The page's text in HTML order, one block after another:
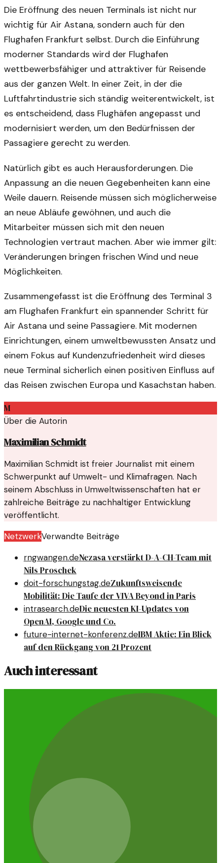
Die Eröffnung des neuen Terminals ist nicht nur
wichtig für Air Astana, sondern auch für den
Flughafen Frankfurt selbst. Durch die Einführung
moderner Standards wird der Flughafen
wettbewerbsfähiger und attraktiver für Reisende
aus der ganzen Welt. In einer Zeit, in der die
Luftfahrtindustrie sich ständig weiterentwickelt, ist
es entscheidend, dass Flughäfen angepasst und
modernisiert werden, um den Bedürfnissen der
Passagiere gerecht zu werden.
Natürlich gibt es auch Herausforderungen. Die
Anpassung an die neuen Gegebenheiten kann eine
Weile dauern. Reisende müssen sich möglicherweise
an neue Abläufe gewöhnen, und auch die
Mitarbeiter müssen sich mit den neuen
Technologien vertraut machen. Aber wie immer gilt:
Veränderungen bringen frischen Wind und neue
Möglichkeiten.
Zusammengefasst ist die Eröffnung des Terminal 3
am Flughafen Frankfurt ein spannender Schritt für
Air Astana und seine Passagiere. Mit modernen
Einrichtungen, einem umweltbewussten Ansatz und
einem Fokus auf Kundenzufriedenheit wird dieses
neue Terminal sicherlich einen positiven Einfluss auf
das Reisen zwischen Europa und Kasachstan haben.
M
Über die Autorin
Maximilian Schmidt
Maximilian Schmidt ist freier Journalist mit einem
Schwerpunkt auf Umwelt- und Klimafragen. Nach
seinem Abschluss in Umweltwissenschaften hat er
zahlreiche Beiträge zu nachhaltiger Entwicklung
veröffentlicht.
NetzwerkVerwandte Beiträge
rngwangen.deNezasa verstärkt D-A-CH-Team mit
Nils Proschek
doit-forschungstag.deZukunftsweisende
Mobilität: Die Taufe der VIVA Beyond in Paris
intrasearch.deDie neuesten KI-Updates von
OpenAI, Google und Co.
future-internet-konferenz.deIBM Aktie: Ein Blick
auf den Rückgang von 21 Prozent
Auch interessant